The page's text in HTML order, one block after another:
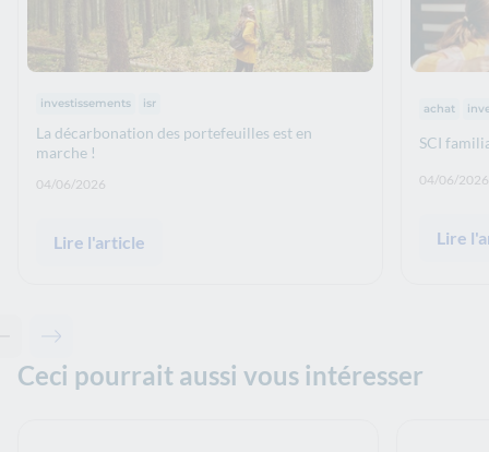
Thématiques :
investissements isr
La décarbonation des portefeuilles est en
marche !
Date de publication: :
04/06/2026
Lire l'article
achat
SCI
Date de
04/06/2026
Lire
Contenu précédent - Articles associés
Contenu suivant - Articles associés
Ceci pourrait aussi vous intéresser